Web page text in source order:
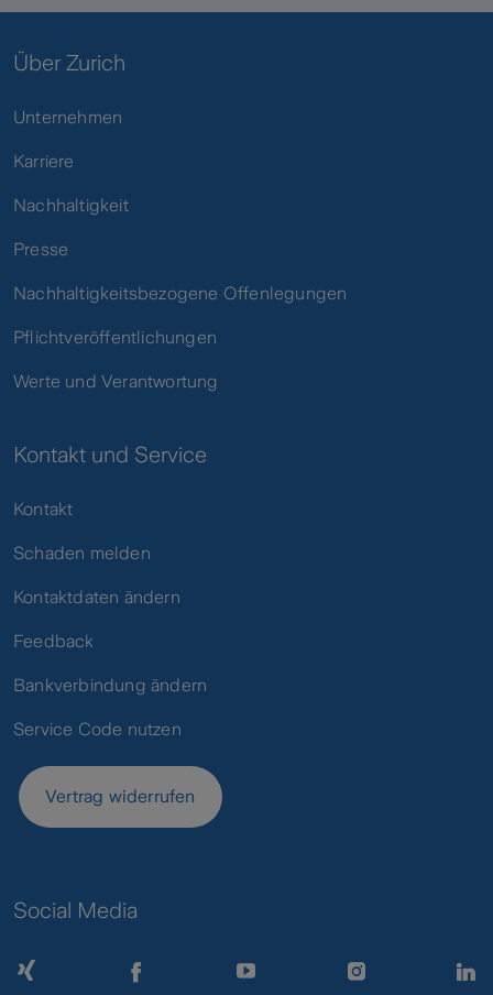
Über Zurich
Unternehmen
Karriere
Nachhaltigkeit
Presse
Nachhaltigkeitsbezogene Offenlegungen
Pflichtveröffentlichungen
Werte und Verantwortung
Kontakt und Service
Kontakt
Schaden melden
Kontaktdaten ändern
Feedback
Bankverbindung ändern
Service Code nutzen
Vertrag widerrufen
Social Media